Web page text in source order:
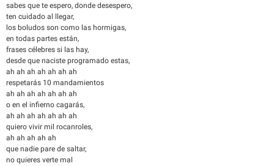
sabes que te espero, donde desespero,
ten cuidado al llegar,
los boludos son como las hormigas,
en todas partes están,
frases célebres si las hay,
desde que naciste programado estas,
ah ah ah ah ah ah ah
respetarás 10 mandamientos
ah ah ah ah ah ah ah
o en el infierno cagarás,
ah ah ah ah ah ah ah
quiero vivir mil rocanroles,
ah ah ah ah ah
que nadie pare de saltar,
no quieres verte mal